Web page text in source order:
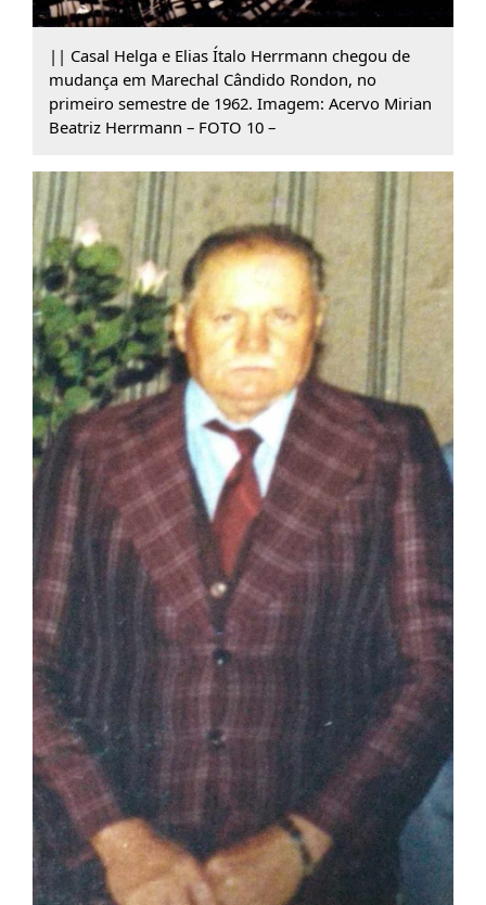
|| Casal Helga e Elias Ítalo Herrmann chegou de
mudança em Marechal Cândido Rondon, no
primeiro semestre de 1962. Imagem: Acervo Mirian
Beatriz Herrmann – FOTO 10 –